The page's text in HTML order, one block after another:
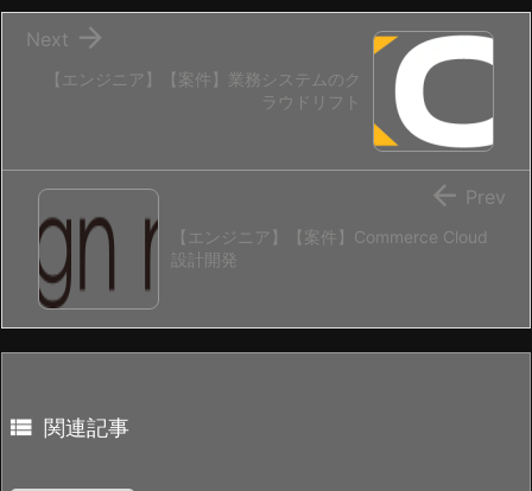
【エンジニア】【案件】業務システムのク
ラウドリフト

Next
【エンジニア】【案件】Commerce Cloud
設計開発
 Prev
 関連記事